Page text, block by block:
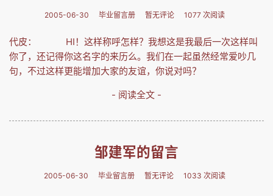
2005-06-30 毕业留言册 暂无评论 1077 次阅读
代皮： HI！这样称呼怎样？我想这是我最后一次这样叫
你了，还记得你这名字的来历么。我们在一起虽然经常爱吵几
句，不过这样更能增加大家的友谊，你说对吗？
- 阅读全文 -
邹建军的留言
2005-06-30 毕业留言册 暂无评论 1033 次阅读